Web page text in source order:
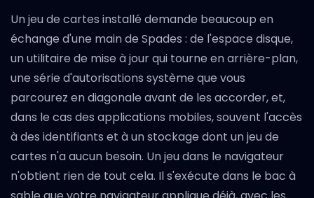
Un jeu de cartes installé demande beaucoup en
échange d'une main de Spades : de l'espace disque,
un utilitaire de mise à jour qui tourne en arrière-plan,
une série d'autorisations système que vous
parcourez en diagonale avant de les accorder, et,
dans le cas des applications mobiles, souvent l'accès
à des identifiants et à un stockage dont un jeu de
cartes n'a aucun besoin. Un jeu dans le navigateur
n'obtient rien de tout cela. Il s'exécute dans le bac à